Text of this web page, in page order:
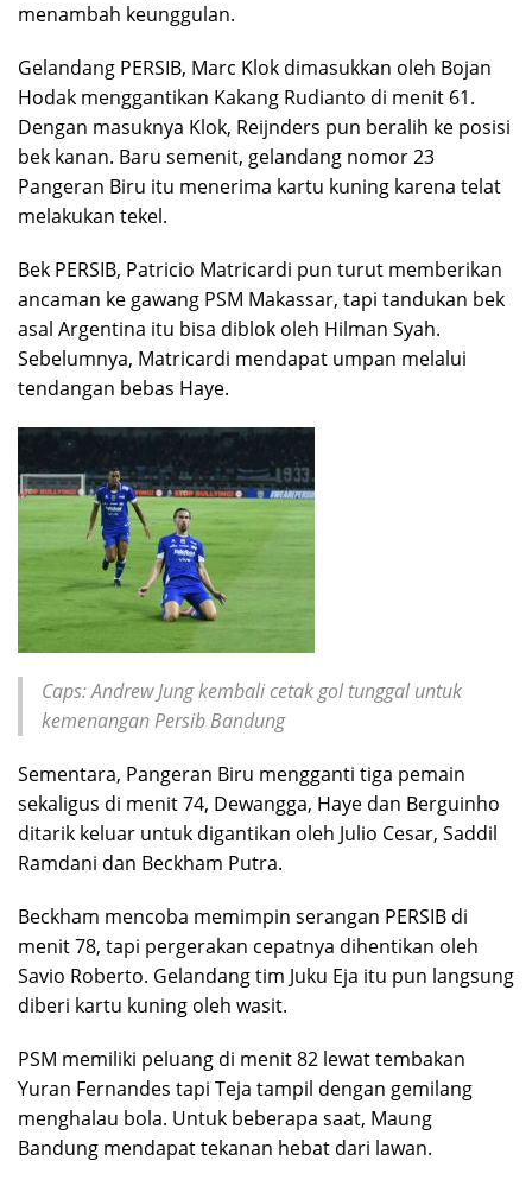
menambah keunggulan.
Gelandang PERSIB, Marc Klok dimasukkan oleh Bojan
Hodak menggantikan Kakang Rudianto di menit 61.
Dengan masuknya Klok, Reijnders pun beralih ke posisi
bek kanan. Baru semenit, gelandang nomor 23
Pangeran Biru itu menerima kartu kuning karena telat
melakukan tekel.
Bek PERSIB, Patricio Matricardi pun turut memberikan
ancaman ke gawang PSM Makassar, tapi tandukan bek
asal Argentina itu bisa diblok oleh Hilman Syah.
Sebelumnya, Matricardi mendapat umpan melalui
tendangan bebas Haye.
Caps: Andrew Jung kembali cetak gol tunggal untuk
kemenangan Persib Bandung
Sementara, Pangeran Biru mengganti tiga pemain
sekaligus di menit 74, Dewangga, Haye dan Berguinho
ditarik keluar untuk digantikan oleh Julio Cesar, Saddil
Ramdani dan Beckham Putra.
Beckham mencoba memimpin serangan PERSIB di
menit 78, tapi pergerakan cepatnya dihentikan oleh
Savio Roberto. Gelandang tim Juku Eja itu pun langsung
diberi kartu kuning oleh wasit.
PSM memiliki peluang di menit 82 lewat tembakan
Yuran Fernandes tapi Teja tampil dengan gemilang
menghalau bola. Untuk beberapa saat, Maung
Bandung mendapat tekanan hebat dari lawan.